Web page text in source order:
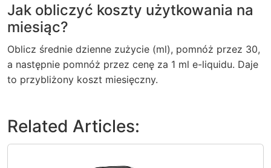
Jak obliczyć koszty użytkowania na
miesiąc?
Oblicz średnie dzienne zużycie (ml), pomnóż przez 30,
a następnie pomnóż przez cenę za 1 ml e-liquidu. Daje
to przybliżony koszt miesięczny.
Related Articles: